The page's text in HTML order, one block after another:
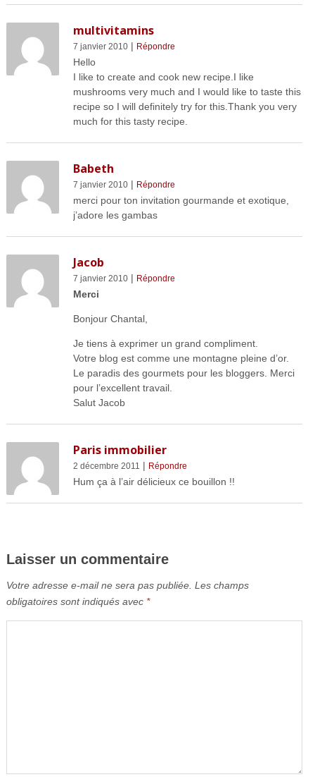
multivitamins
7 janvier 2010| Répondre
Hello
I like to create and cook new recipe.I like
mushrooms very much and I would like to taste this
recipe so I will definitely try for this.Thank you very
much for this tasty recipe.
Babeth
7 janvier 2010| Répondre
merci pour ton invitation gourmande et exotique,
j’adore les gambas
Jacob
7 janvier 2010| Répondre
Merci
Bonjour Chantal,
Je tiens à exprimer un grand compliment.
Votre blog est comme une montagne pleine d’or.
Le paradis des gourmets pour les bloggers. Merci
pour l’excellent travail.
Salut Jacob
Paris immobilier
2 décembre 2011 | Répondre
Hum ça à l’air délicieux ce bouillon !!
Laisser un commentaire
Votre adresse e-mail ne sera pas publiée. Les champs
obligatoires sont indiqués avec *